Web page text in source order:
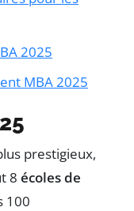
2025
MBA 2025
prestigieux,
8 écoles de
100